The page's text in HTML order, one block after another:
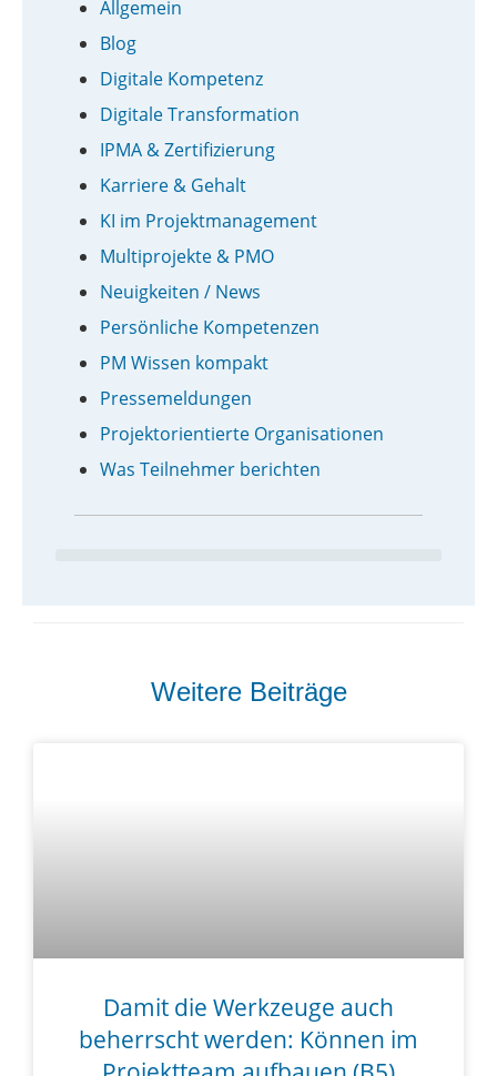
Allgemein
Blog
Digitale Kompetenz
Digitale Transformation
IPMA & Zertifizierung
Karriere & Gehalt
KI im Projektmanagement
Multiprojekte & PMO
Neuigkeiten / News
Persönliche Kompetenzen
PM Wissen kompakt
Pressemeldungen
Projektorientierte Organisationen
Was Teilnehmer berichten
Weitere Beiträge
Damit die Werkzeuge auch
beherrscht werden: Können im